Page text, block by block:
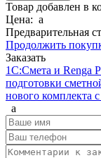
Товар добавлен в
Цена: a
Предварительная
Продолжить
Заказать
1С:Смета и Renga
подготовки
нового комплекта
a